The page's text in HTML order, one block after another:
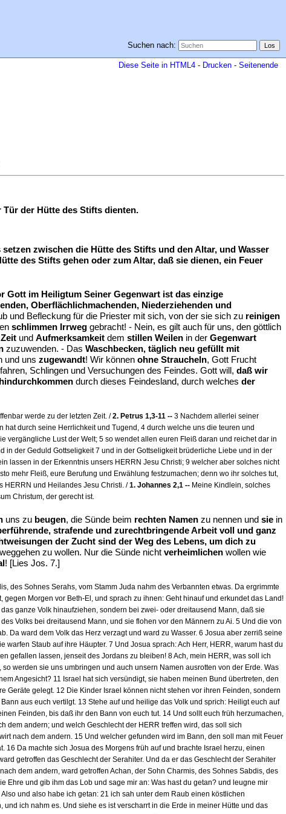
Suchen nach:
Diese Seite in HTML4 - Drucken - Seitenende
Tür der Hütte des Stifts dienten.
zwischen die Hütte des Stifts und den Altar, und Wasser
des Stifts gehen oder zum Altar, daß sie dienen, ein Feuer
Gott im Heiligtum Seiner Gegenwart ist das einzige
Oberflächlichmachenden, Niederziehenden und
und Befleckung für die Priester mit sich, von der sie sich zu reinigen
schlimmen Irrweg gebracht! - Nein, es gilt auch für uns, den göttlich
und Aufmerksamkeit dem stillen Weilen in der Gegenwart
zuzuwenden. - Das Waschbecken, täglich neu gefüllt mit
und uns zugewandt! Wir können ohne Straucheln, Gott Frucht
Schlingen und Versuchungen des Feindes. Gott will, daß wir
durch dieses Feindesland, durch welches der
werde zu der letzten Zeit. /2. Petrus 1,3-11 -- 3 Nachdem allerlei seiner
durch seine Herrlichkeit und Tugend, 4 durch welche uns die teuren und
vergängliche Lust der Welt; 5 so wendet allen euren Fleiß daran und reichet dar in
der Geduld Gottseligkeit 7 und in der Gottseligkeit brüderliche Liebe und in der
lassen in der Erkenntnis unsers HERRN Jesu Christi; 9 welcher aber solches nicht
mehr Fleiß, eure Berufung und Erwählung festzumachen; denn wo ihr solches tut,
HERRN und Heilandes Jesu Christi. /1. Johannes 2,1 -- Meine Kindlein, solches
Christum, der gerecht ist.
uns zu beugen, die Sünde beim rechten Namen zu nennen und sie in
strafende und zurechtbringende Arbeit voll und ganz
der Zucht sind der Weg des Lebens, um dich zu
zu wollen. Nur die Sünde nicht verheimlichen wollen wie
! [Lies Jos. 7.]
des Sohnes Serahs, vom Stamm Juda nahm des Verbannten etwas. Da ergrimmte
Morgen vor Beth-El, und sprach zu ihnen: Geht hinauf und erkundet das Land!
ganze Volk hinaufziehen, sondern bei zwei- oder dreitausend Mann, daß sie
Volks bei dreitausend Mann, und sie flohen vor den Männern zu Ai. 5 Und die von
ward dem Volk das Herz verzagt und ward zu Wasser. 6 Josua aber zerriß seine
Staub auf ihre Häupter. 7 Und Josua sprach: Ach Herr, HERR, warum hast du
gefallen lassen, jenseit des Jordans zu bleiben! 8 Ach, mein HERR, was soll ich
werden sie uns umbringen und auch unsern Namen ausrotten von der Erde. Was
Angesicht? 11 Israel hat sich versündigt, sie haben meinen Bund übertreten, den
gelegt. 12 Die Kinder Israel können nicht stehen vor ihren Feinden, sondern
aus euch vertilgt. 13 Stehe auf und heilige das Volk und sprich: Heiligt euch auf
Feinden, bis daß ihr den Bann von euch tut. 14 Und sollt euch früh herzumachen,
dem andern; und welch Geschlecht der HERR treffen wird, das soll sich
nach dem andern. 15 Und welcher gefunden wird im Bann, den soll man mit Feuer
Da machte sich Josua des Morgens früh auf und brachte Israel herzu, einen
getroffen das Geschlecht der Serahiter. Und da er das Geschlecht der Serahiter
dem andern, ward getroffen Achan, der Sohn Charmis, des Sohnes Sabdis, des
Ehre und gib ihm das Lob und sage mir an: Was hast du getan? und leugne mir
und also habe ich getan: 21 ich sah unter dem Raub einen köstlichen
ich nahm es. Und siehe es ist verscharrt in die Erde in meiner Hütte und das